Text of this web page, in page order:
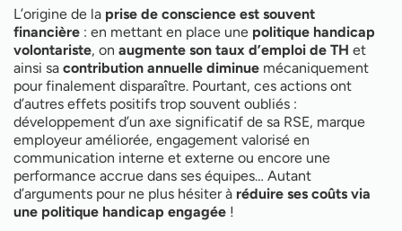
L’origine de la prise de conscience est souvent
financière : en mettant en place une politique handicap
volontariste, on augmente son taux d’emploi de TH et
ainsi sa contribution annuelle diminue mécaniquement
pour finalement disparaître. Pourtant, ces actions ont
d’autres effets positifs trop souvent oubliés :
développement d’un axe significatif de sa RSE, marque
employeur améliorée, engagement valorisé en
communication interne et externe ou encore une
performance accrue dans ses équipes… Autant
d’arguments pour ne plus hésiter à réduire ses coûts via
une politique handicap engagée !